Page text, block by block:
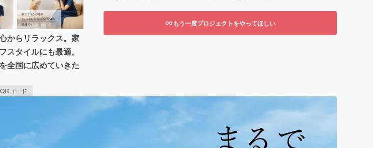
からリラックス。家
タイルにも最適。
全国に広めていきた
QRコード
もう一度プロジェクトをやってほしい